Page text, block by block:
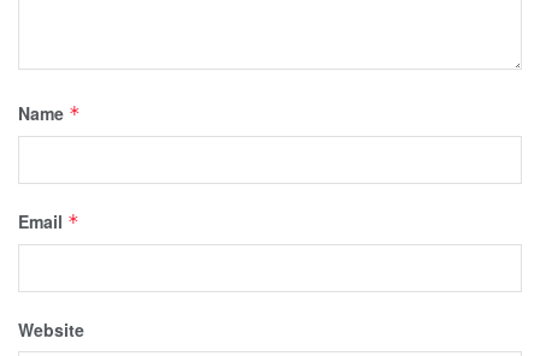
Name *
Email *
Website